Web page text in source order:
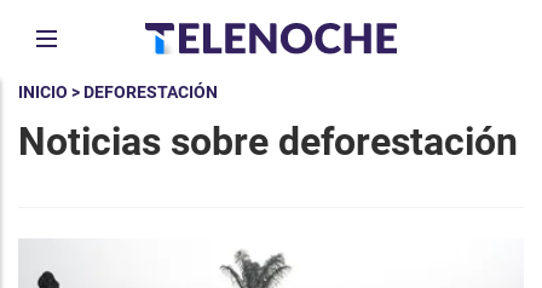
INICIO > DEFORESTACIÓN
Noticias sobre deforestación